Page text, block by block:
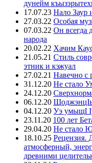
дунейм
17.07.23 Нало Заур
27.03.22 Особая
07.03.22 Он всегда
народа
20.02.22 Хачим
21.05.21 Стиль
этник и кэжуал
27.02.21 Навечно с
31.12.20 Не стало
24.12.20
06.12.20
04.12.20 Уэ умыщI
23.11.20 100 лет
29.04.20 Не стало
18.10.25
атмосферный,
древними